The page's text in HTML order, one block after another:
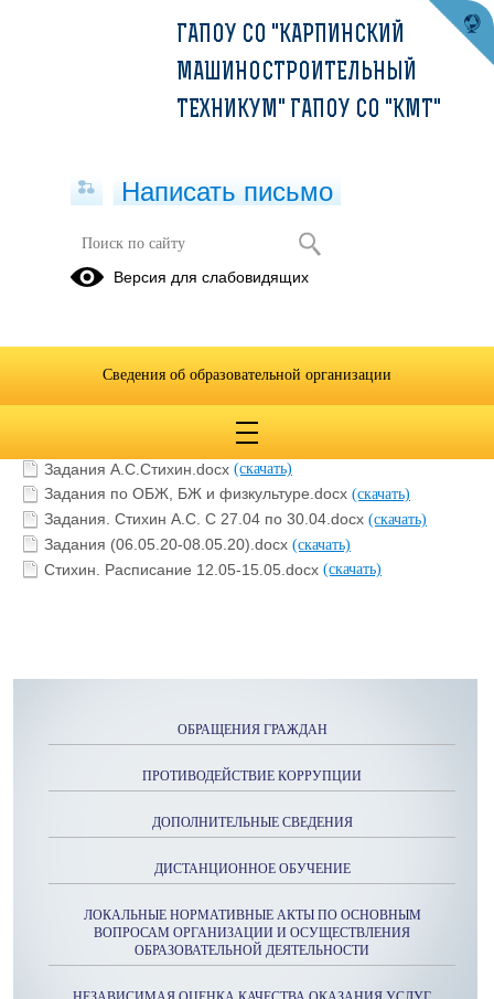
Учебник Безопасность жизнедеятельности.pdf
Задания А.С.Стихин.docx (скачать)
Задания по ОБЖ, БЖ и физкультуре.docx (скачать)
Задания. Стихин А.С. С 27.04 по 30.04.docx (скачать)
Задания (06.05.20-08.05.20).docx (скачать)
Стихин. Расписание 12.05-15.05.docx (скачать)
ОБРАЩЕНИЯ ГРАЖДАН
ПРОТИВОДЕЙСТВИЕ КОРРУПЦИИ
ДОПОЛНИТЕЛЬНЫЕ СВЕДЕНИЯ
ДИСТАНЦИОННОЕ ОБУЧЕНИЕ
ЛОКАЛЬНЫЕ НОРМАТИВНЫЕ АКТЫ ПО ОСНОВНЫМ
ВОПРОСАМ ОРГАНИЗАЦИИ И ОСУЩЕСТВЛЕНИЯ
ОБРАЗОВАТЕЛЬНОЙ ДЕЯТЕЛЬНОСТИ
ГАПОУ СО "КАРПИНСКИЙ
МАШИНОСТРОИТЕЛЬНЫЙ
ТЕХНИКУМ" ГАПОУ СО "КМТ"
Написать письмо
Версия для слабовидящих
Сведения об образовательной организации